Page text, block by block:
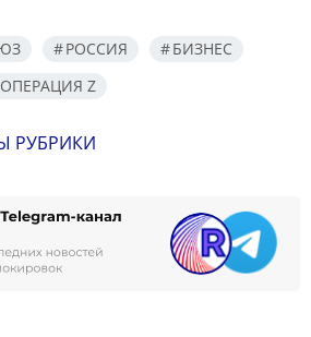
РОССИЯ
БИЗНЕС
ОПЕРАЦИЯ Z
РУБРИКИ